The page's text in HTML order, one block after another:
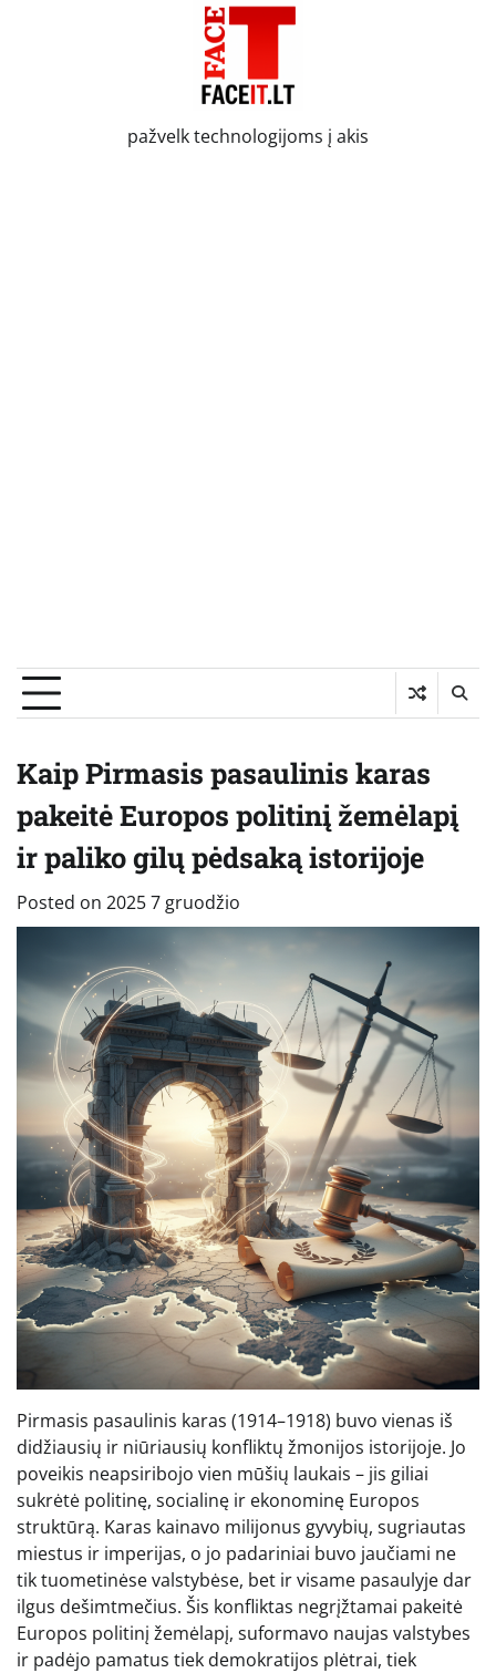
pažvelk technologijoms į akis
Kaip Pirmasis pasaulinis karas
pakeitė Europos politinį žemėlapį
ir paliko gilų pėdsaką istorijoje
Posted on 2025 7 gruodžio
Pirmasis pasaulinis karas (1914–1918) buvo vienas iš
didžiausių ir niūriausių konfliktų žmonijos istorijoje. Jo
poveikis neapsiribojo vien mūšių laukais – jis giliai
sukrėtė politinę, socialinę ir ekonominę Europos
struktūrą. Karas kainavo milijonus gyvybių, sugriautas
miestus ir imperijas, o jo padariniai buvo jaučiami ne
tik tuometinėse valstybėse, bet ir visame pasaulyje dar
ilgus dešimtmečius. Šis konfliktas negrįžtamai pakeitė
Europos politinį žemėlapį, suformavo naujas valstybes
ir padėjo pamatus tiek demokratijos plėtrai, tiek